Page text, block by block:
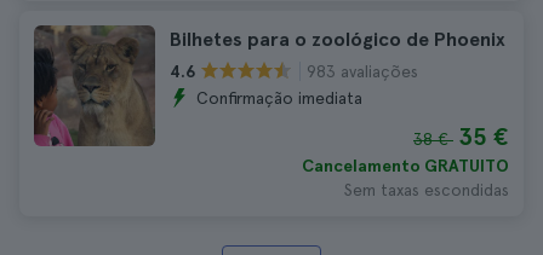
Bilhetes para o zoológico de Phoenix
4.6
983 avaliações
Confirmação imediata
38 € 35 €
Cancelamento GRATUITO
Sem taxas escondidas